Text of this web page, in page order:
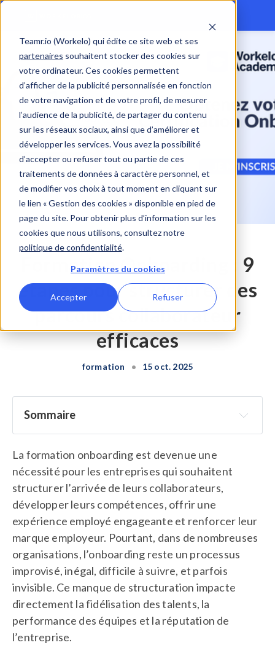
Teamr.io (Workelo) qui édite ce site web et ses
partenaires souhaitent stocker des cookies sur
votre ordinateur. Ces cookies permettent
d’afficher de la publicité personnalisée en fonction
de votre navigation et de votre profil, de mesurer
l’audience de la publicité, de partager du contenu
sur les réseaux sociaux, ainsi que d’améliorer et
développer les services. Vous avez la possibilité
d’accepter ou refuser tout ou partie de ces
traitements de données à caractère personnel, et
de modifier vos choix à tout moment en cliquant sur
le lien « Gestion des cookies » disponible en pied de
page du site. Pour obtenir plus d’information sur les
cookies que nous utilisons, consultez notre
politique de confidentialité.
Paramètres du cookies
Accepter Refuser
Formation Onboarding : 9
étapes pour structurer des
parcours collaborateur
efficaces
formation • 15 oct. 2025
Sommaire
Pourquoi investir son temps dans une formation
Une formation onboarding 100% gratuite avec la
Workelo Academy
Une formation onboarding pensée pour les enjeux
des RH
L’onboarding digitalisé : un enjeu stratégique pour
les entreprises
Conclusion : une opportunité gratuite pour
transformer l’onboarding
La formation onboarding est devenue une
nécessité pour les entreprises qui souhaitent
structurer l’arrivée de leurs collaborateurs,
développer leurs compétences, offrir une
expérience employé engageante et renforcer leur
marque employeur. Pourtant, dans de nombreuses
organisations, l’onboarding reste un processus
improvisé, inégal, difficile à suivre, et parfois
invisible. Ce manque de structuration impacte
directement la fidélisation des talents, la
performance des équipes et la réputation de
l’entreprise.